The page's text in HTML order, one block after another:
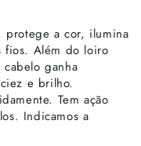
protege a cor, ilumina
fios. Além do loiro
ganha
e brilho.
Tem ação
Indicamos a